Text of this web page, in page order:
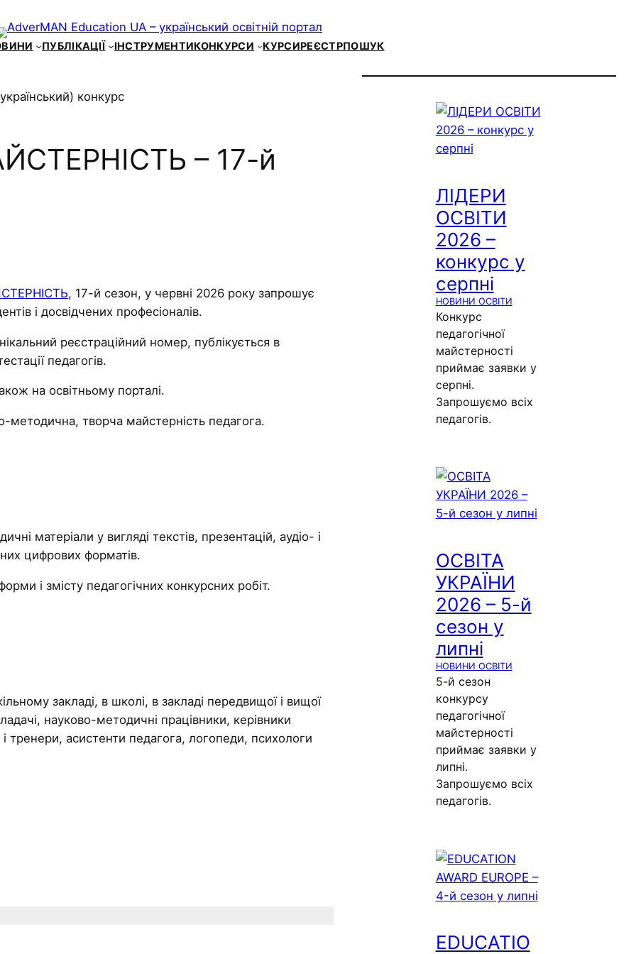
ПУБЛІКАЦІЇ ІНСТРУМЕНТИКОНКУРСИ КУРСИРЕЄСТРПОШУК
– 17-й
, 17-й сезон, у червні 2026 року запрошує
і досвідчених професіоналів.
реєстраційний номер, публікується в
педагогів.
на освітньому порталі.
методична, творча майстерність педагога.
матеріали у вигляді текстів, презентацій, аудіо- і
цифрових форматів.
і змісту педагогічних конкурсних робіт.
закладі, в школі, в закладі передвищої і вищої
науково-методичні працівники, керівники
і тренери, асистенти педагога, логопеди, психологи
ЛІДЕРИ
ОСВІТИ
2026 –
конкурс у
серпні
НОВИНИ ОСВІТИ
Конкурс
педагогічної
майстерності
приймає заявки у
серпні.
Запрошуємо всіх
педагогів.
ОСВІТА
УКРАЇНИ
2026 – 5-й
сезон у
липні
НОВИНИ ОСВІТИ
5-й сезон
конкурсу
педагогічної
майстерності
приймає заявки у
липні.
Запрошуємо всіх
педагогів.
EDUCATIO